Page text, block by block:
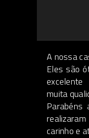
A nossa
Eles são
muita
Parabéns
carinho e